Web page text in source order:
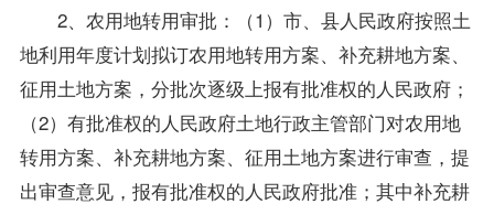
2、农用地转用审批：（1）市、县人民政府按照土
地利用年度计划拟订农用地转用方案、补充耕地方案、
征用土地方案，分批次逐级上报有批准权的人民政府；
（2）有批准权的人民政府土地行政主管部门对农用地
转用方案、补充耕地方案、征用土地方案进行审查，提
出审查意见，报有批准权的人民政府批准；其中补充耕